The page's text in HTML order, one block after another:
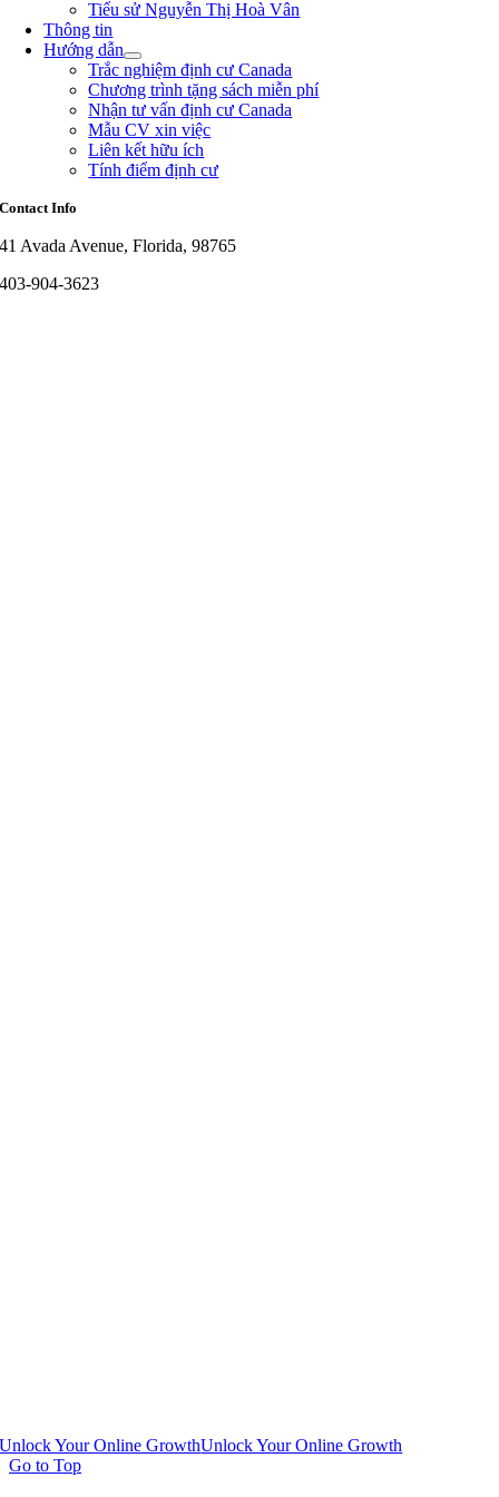
Tiểu sử Nguyễn Thị Hoà Vân
Thông tin
Hướng dẫn
Trắc nghiệm định cư Canada
Chương trình tặng sách miễn phí
Nhận tư vấn định cư Canada
Mẫu CV xin việc
Liên kết hữu ích
Tính điểm định cư
Contact Info
41 Avada Avenue, Florida, 98765
403-904-3623
Unlock Your Online GrowthUnlock Your Online Growth
Go to Top